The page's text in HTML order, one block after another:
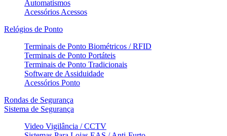
Automatismos
Acessórios Acessos
Relógios de Ponto
Terminais de Ponto Biométricos / RFID
Terminais de Ponto Portáteis
Terminais de Ponto Tradicionais
Software de Assiduidade
Acessórios Ponto
Rondas de Segurança
Sistema de Segurança
Video Vigilância / CCTV